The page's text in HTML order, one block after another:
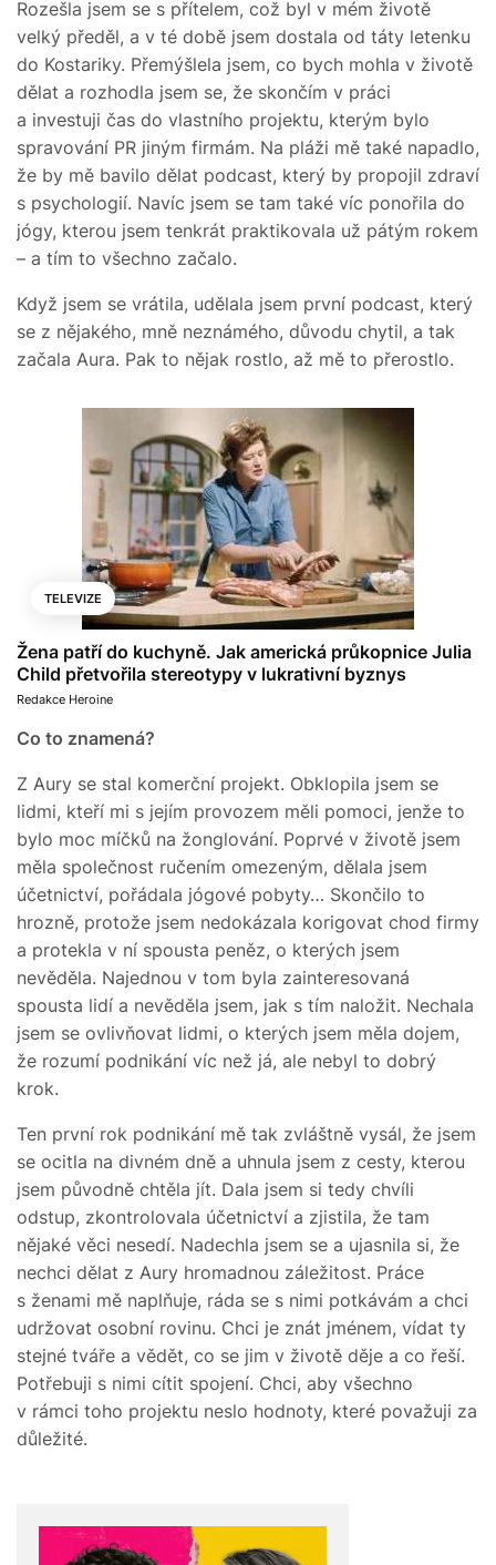
Rozešla jsem se s přítelem, což byl v mém životě
velký předěl, a v té době jsem dostala od táty letenku
do Kostariky. Přemýšlela jsem, co bych mohla v životě
dělat a rozhodla jsem se, že skončím v práci
a investuji čas do vlastního projektu, kterým bylo
spravování PR jiným firmám. Na pláži mě také napadlo,
že by mě bavilo dělat podcast, který by propojil zdraví
s psychologií. Navíc jsem se tam také víc ponořila do
jógy, kterou jsem tenkrát praktikovala už pátým rokem
– a tím to všechno začalo.
Když jsem se vrátila, udělala jsem první podcast, který
se z nějakého, mně neznámého, důvodu chytil, a tak
začala Aura. Pak to nějak rostlo, až mě to přerostlo.
TELEVIZE
Žena patří do kuchyně. Jak americká průkopnice Julia
Child přetvořila stereotypy v lukrativní byznys
Redakce Heroine
Co to znamená?
Z Aury se stal komerční projekt. Obklopila jsem se
lidmi, kteří mi s jejím provozem měli pomoci, jenže to
bylo moc míčků na žonglování. Poprvé v životě jsem
měla společnost ručením omezeným, dělala jsem
účetnictví, pořádala jógové pobyty… Skončilo to
hrozně, protože jsem nedokázala korigovat chod firmy
a protekla v ní spousta peněz, o kterých jsem
nevěděla. Najednou v tom byla zainteresovaná
spousta lidí a nevěděla jsem, jak s tím naložit. Nechala
jsem se ovlivňovat lidmi, o kterých jsem měla dojem,
že rozumí podnikání víc než já, ale nebyl to dobrý
krok.
Ten první rok podnikání mě tak zvláštně vysál, že jsem
se ocitla na divném dně a uhnula jsem z cesty, kterou
jsem původně chtěla jít. Dala jsem si tedy chvíli
odstup, zkontrolovala účetnictví a zjistila, že tam
nějaké věci nesedí. Nadechla jsem se a ujasnila si, že
nechci dělat z Aury hromadnou záležitost. Práce
s ženami mě naplňuje, ráda se s nimi potkávám a chci
udržovat osobní rovinu. Chci je znát jménem, vídat ty
stejné tváře a vědět, co se jim v životě děje a co řeší.
Potřebuji s nimi cítit spojení. Chci, aby všechno
v rámci toho projektu neslo hodnoty, které považuji za
důležité.